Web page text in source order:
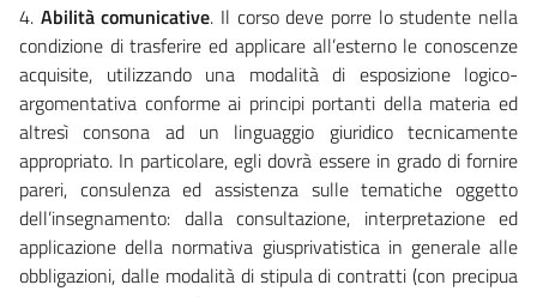
4. Abilità comunicative. Il corso deve porre lo studente nella
condizione di trasferire ed applicare all’esterno le conoscenze
acquisite, utilizzando una modalità di esposizione logico-
argomentativa conforme ai principi portanti della materia ed
altresì consona ad un linguaggio giuridico tecnicamente
appropriato. In particolare, egli dovrà essere in grado di fornire
pareri, consulenza ed assistenza sulle tematiche oggetto
dell’insegnamento: dalla consultazione, interpretazione ed
applicazione della normativa giusprivatistica in generale alle
obbligazioni, dalle modalità di stipula di contratti (con precipua